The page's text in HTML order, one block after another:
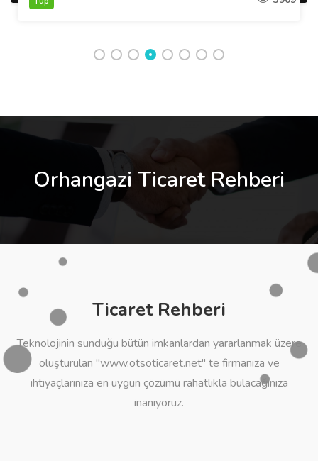
Orhangazi Ticaret Rehberi
Ticaret Rehberi
Teknolojinin sunduğu bütün imkanlardan yararlanmak üzere
oluşturulan "www.otsoticaret.net" te firmanıza ve
ihtiyaçlarınıza en uygun çözümü rahatlıkla bulacağınıza
inanıyoruz.